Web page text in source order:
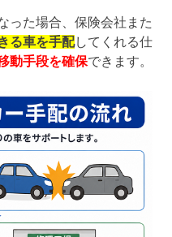
った場合、保険会社また
る車を手配してくれる仕
動手段を確保できます。